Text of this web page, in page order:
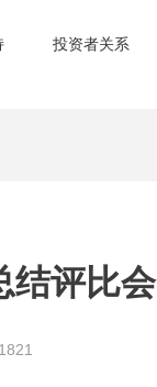
投资者关系
结评比会
1821